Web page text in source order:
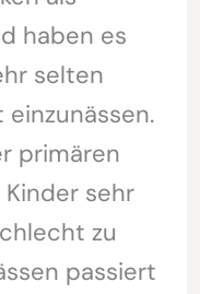
haben es
selten
primären
Kinder sehr
zu
passiert